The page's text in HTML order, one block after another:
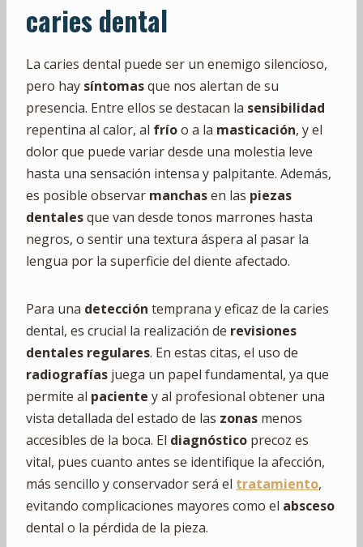
caries dental
La caries dental puede ser un enemigo silencioso,
pero hay síntomasque nos alertan de su
presencia. Entre ellos se destacan la sensibilidad
repentina al calor, al fríoo a la masticación, y el
dolor que puede variar desde una molestia leve
hasta una sensación intensa y palpitante. Además,
es posible observar manchasen las piezas
dentalesque van desde tonos marrones hasta
negros, o sentir una textura áspera al pasar la
lengua por la superficie del diente afectado.
Para una detección temprana y eficaz de la caries
dental, es crucial la realización de revisiones
dentales regulares. En estas citas, el uso de
radiografías juega un papel fundamental, ya que
permite al paciente y al profesional obtener una
vista detallada del estado de las zonas menos
accesibles de la boca. El diagnóstico precoz es
vital, pues cuanto antes se identifique la afección,
más sencillo y conservador será el tratamiento,
evitando complicaciones mayores como el absceso
dental o la pérdida de la pieza.